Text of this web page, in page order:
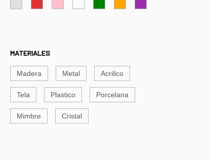
MATERIALES
Madera Metal Acrilico
Tela Plastico Porcelana
Mimbre Cristal